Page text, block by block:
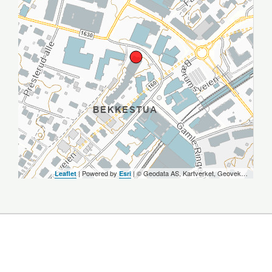
Leaflet| Powered byEsri| ©️ Geodata AS, Kartverket, Geovekst og kommunene, OpenStreetMap